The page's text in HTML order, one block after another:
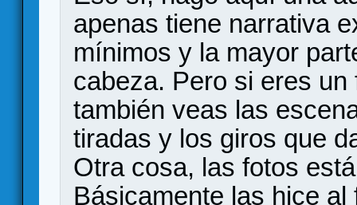
apenas tiene narrativa
mínimos y la mayor
cabeza. Pero si eres
también veas las
tiradas y los giros que
Otra cosa, las fotos
Básicamente las hice